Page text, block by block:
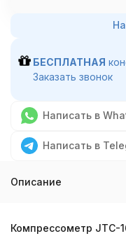
БЕСПЛАТНАЯ
Заказать звонок
Написать в
Написать в
Описание
Компрессометр JTC-